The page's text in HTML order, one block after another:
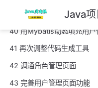
跳至主要內容 Java
39 数据字典增加两级缓存
40 用Mybatis动态填充用户
41 再次调整代码生成工具
42 调通角色管理页面
43 完善用户管理页面功能